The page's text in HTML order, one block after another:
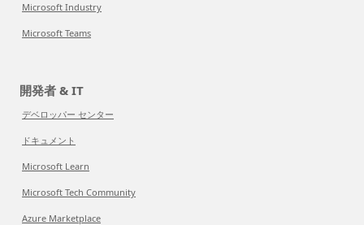
Microsoft Industry
Microsoft Teams
開発者 & IT
デベロッパー センター
ドキュメント
Microsoft Learn
Microsoft Tech Community
Azure Marketplace